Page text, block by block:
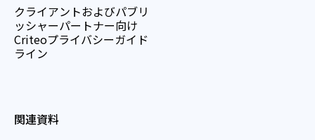
クライアントおよびパブリ
ッシャーパートナー向け
Criteoプライバシーガイド
ライン
関連資料